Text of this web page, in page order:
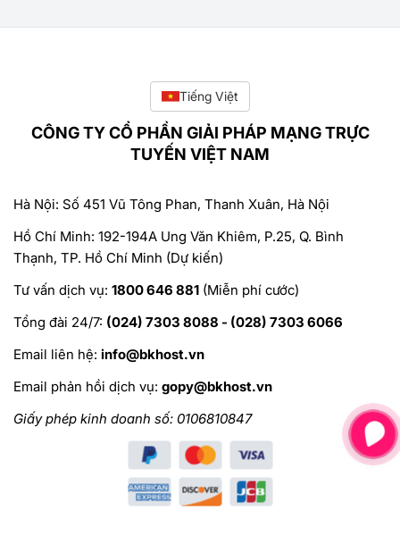
Tiếng Việt
CÔNG TY CỔ PHẦN GIẢI PHÁP MẠNG TRỰC
TUYẾN VIỆT NAM
Hà Nội: Số 451 Vũ Tông Phan, Thanh Xuân, Hà Nội
Hồ Chí Minh: 192-194A Ung Văn Khiêm, P.25, Q. Bình
Thạnh, TP. Hồ Chí Minh (Dự kiến)
Tư vấn dịch vụ: 1800 646 881 (Miễn phí cước)
Tổng đài 24/7: (024) 7303 8088 - (028) 7303 6066
Email liên hệ: info@bkhost.vn
Email phản hồi dịch vụ: gopy@bkhost.vn
Giấy phép kinh doanh số: 0106810847